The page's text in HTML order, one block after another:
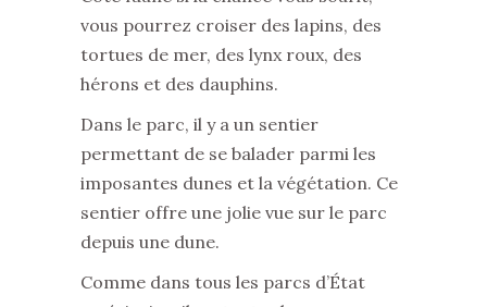
vous pourrez croiser des lapins, des
tortues de mer, des lynx roux, des
hérons et des dauphins.
Dans le parc, il y a un sentier
permettant de se balader parmi les
imposantes dunes et la végétation. Ce
sentier offre une jolie vue sur le parc
depuis une dune.
Comme dans tous les parcs d’État